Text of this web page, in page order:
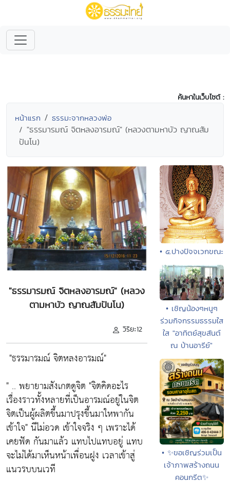
ค้นหาในเว็บไซต์ :
หน้าแรก ธรรมะจากหลวงพ่อ
"ธรรมารมณ์ จิตหลงอารมณ์" (หลวงตามหาบัว ญาณสัม
ปันโน)
"ธรรมารมณ์ จิตหลงอารมณ์" (หลวง
ตามหาบัว ญาณสัมปันโน)
วิริยะ12
"ธรรมารมณ์ จิตหลงอารมณ์"
" .. พยายามสังเกตดูจิต "จิตคิดอะไร
เรื่องราวทั้งหลายที่เป็นอารมณ์อยู่ในจิต
จิตเป็นผู้ผลิตขึ้นมาปรุงขึ้นมาใหพากัน
เข้าใจ"นีไม่อวด เข้าใจจริง ๆ เพราะได้
เคยฟัด กันมาแล้ว แทบไปแทบอยู่ แทบ
จะไม่ได้มาเห็นหน้าเพื่อนฝูง เวลาเข้าสู่
แนวรบบนเวที
• ๕.ปางปัจจเวกขณะ
• เชิญน้องๆหนูๆ
ร่วมกิจกรรมธรรมใส
ใส "อาทิตย์สุขสันต์
ณ บ้านอารีย์"
• ✨ขอเชิญร่วมเป็น
เจ้าภาพสร้างถนน
คอนกรีต✨